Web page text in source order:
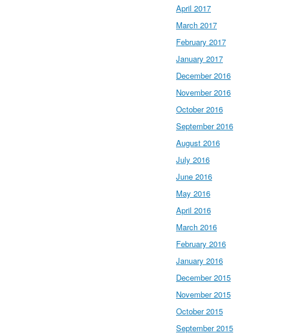
April 2017
March 2017
February 2017
January 2017
December 2016
November 2016
October 2016
September 2016
August 2016
July 2016
June 2016
May 2016
April 2016
March 2016
February 2016
January 2016
December 2015
November 2015
October 2015
September 2015